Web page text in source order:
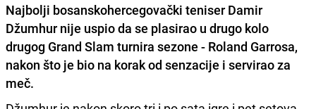
Najbolji bosanskohercegovački teniser Damir
Džumhur nije uspio da se plasirao u drugo kolo
drugog Grand Slam turnira sezone - Roland Garrosa,
nakon što je bio na korak od senzacije i servirao za
meč.